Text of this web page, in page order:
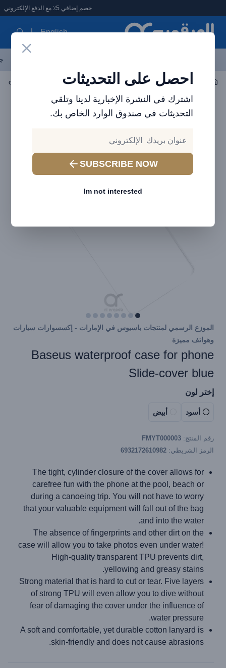
العرقوب - متجر الإلكترونيات في الإمارات
خصم إضافي 5٪ مع الدفع الإلكتروني
English
احصل على التحديثات
اشترك في النشرة الإخبارية لدينا وتلقي
التحديثات في صندوق الوارد الخاص بك.
SUBSCRIBE NOW
Im not interested
اكسسوارات الجوال إكسسوارات يمكن ارتداؤها cover blue
الموزع الرسمي لمنتجات باسيوس في الإمارات - إكسسوارات سيارات
وهواتف مميزة
Baseus waterproof case for phone
Slide-cover blue
إختر لون
أسود أبيض
رقم المنتج: FMYT000003
الرمز الشريطي: 6932172610982
The tight, cylinder closure of the cover allows for
carefree fun with the phone at the pool, beach or
during a canoeing trip. You will not have to worry
that your valuable equipment will fall out of the bag
and into the water.
The absence of fingerprints and other dirt on the
case will allow you to take photos even under water!
High-quality transparent TPU prevents dirt,
yellowing and greasy stains.
Strong material that is hard to cut or tear. Five layers
of strong TPU will even allow you to dive without
fear of damaging the cover under the influence of
water pressure.
A soft and comfortable, yet durable cotton lanyard is
skin-friendly and does not cause abrasions.